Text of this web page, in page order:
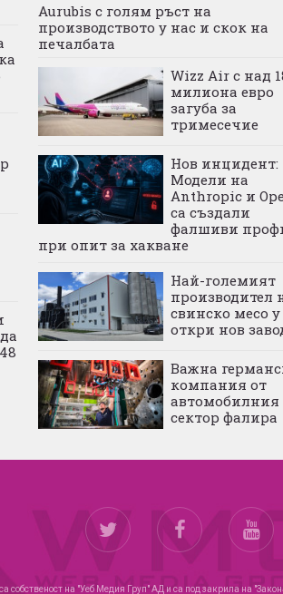
Aurubis с голям ръст на
производството у нас и скок на
печалбата
Wizz Air с над
милиона евро
загуба за
тримесечие
Нов инцидент:
Модели на
Anthropic и
са създали
фалшиви
при опит за хакване
Най-големият
производител
свинско месо
откри нов
Важна
компания от
автомобилния
сектор фалира
собственост на "Уеб Медия Груп" АД и са под закрила на